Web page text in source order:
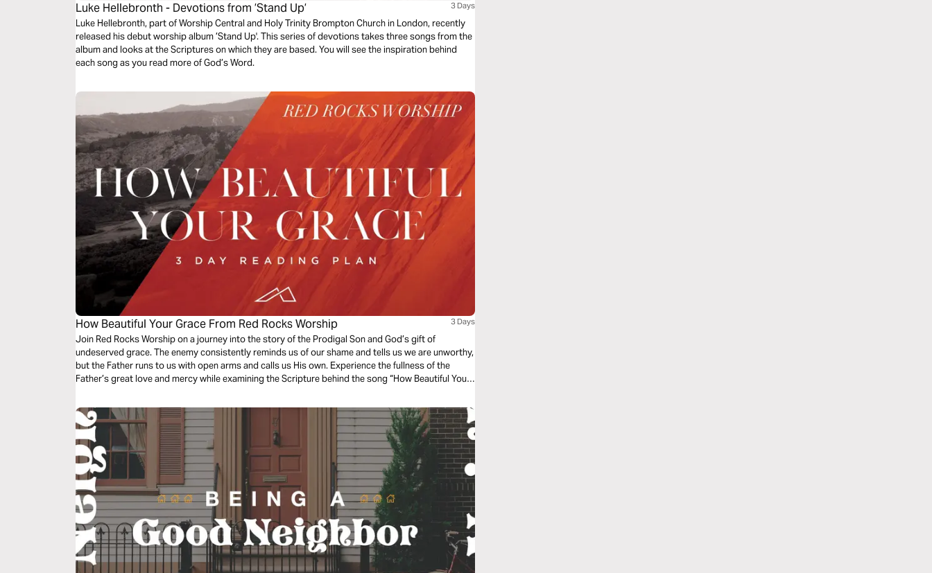
Luke Hellebronth - Devotions from ’Stand Up’ 3 Days
Luke Hellebronth, part of Worship Central and Holy Trinity Brompton Church in London, recently
released his debut worship album ’Stand Up'. This series of devotions takes three songs from the
album and looks at the Scriptures on which they are based. You will see the inspiration behind
each song as you read more of God’s Word.
How Beautiful Your Grace From Red Rocks Worship 3 Days
Join Red Rocks Worship on a journey into the story of the Prodigal Son and God’s gift of
undeserved grace. The enemy consistently reminds us of our shame and tells us we are unworthy,
but the Father runs to us with open arms and calls us His own. Experience the fullness of the
Father’s great love and mercy while examining the Scripture behind the song “How Beautiful Your